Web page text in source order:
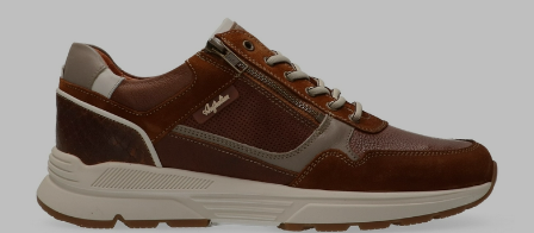
Schoenmode
Kerkhof